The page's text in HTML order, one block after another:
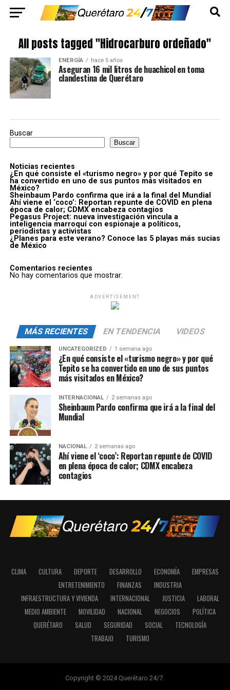
All posts tagged "Hidrocarburo ordeñado"
ENERGÍA hace 5 años
Aseguran 16 mil litros de huachicol en toma
clandestina de Querétaro
Buscar
Buscar
Noticias recientes
¿En qué consiste el «turismo negro» y por qué Tepito se
ha convertido en uno de sus puntos más visitados en
México?
Sheinbaum Pardo confirma que irá a la final del Mundial
Ahí viene el ‘coco’: Reportan repunte de COVID en plena
época de calor; CDMX encabeza contagios
Pegasus Project: nueva investigación vincula a
inteligencia marroquí con espionaje a políticos,
periodistas y activistas
¿Planes para este verano? Conoce las 5 playas más sucias
de México
Comentarios recientes
No hay comentarios que mostrar.
ADVERTISEMENT
MÁS RECIENTES EN TENDENCIA VIDEOS
UNCATEGORIZED 1 semana ago
¿En qué consiste el «turismo negro» y por qué
Tepito se ha convertido en uno de sus puntos
más visitados en México?
INTERNACIONAL 2 semanas ago
Sheinbaum Pardo confirma que irá a la final del
Mundial
NACIONAL 2 semanas ago
Ahí viene el ‘coco’: Reportan repunte de COVID
en plena época de calor; CDMX encabeza
contagios
CLIMA CULTURA DEPORTE DESARROLLO ECONOMÍA
EMPRESAS
ENTRETENIMIENTO
FINANZAS
INDUSTRIA
INFRAESTRUCTURA Y VIVIENDA
INTERNACIONAL JUSTICIA
LABORAL
MEDIO AMBIENTE
MOVILIDAD NACIONAL NEGOCIOS
POLÍTICA
QUERÉTARO
SALUD SEGURIDAD SOCIAL
TECNOLOGÍA
TRABAJO
TURISMO
Copyright © 2024 Querétaro 24/7.